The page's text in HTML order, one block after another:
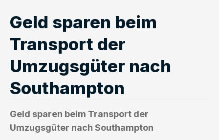
Geld sparen beim
Transport der
Umzugsgüter nach
Southampton
Geld sparen beim Transport der
Umzugsgüter nach Southampton